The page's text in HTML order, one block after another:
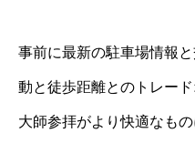
事前に最新の駐車場情報
動と徒歩距離とのトレー
大師参拝がより快適なも